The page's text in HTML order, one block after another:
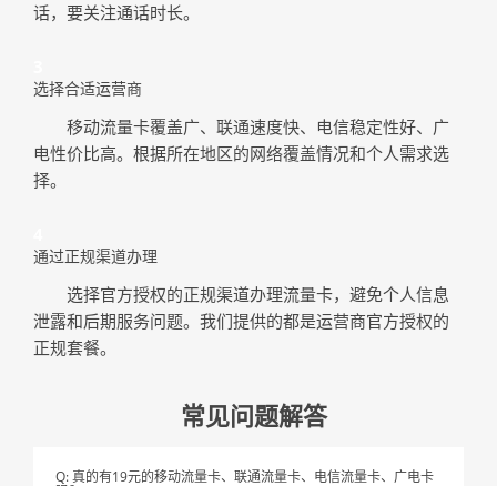
话，要关注通话时长。
选择合适运营商
移动流量卡覆盖广、联通速度快、电信稳定性好、广
电性价比高。根据所在地区的网络覆盖情况和个人需求选
择。
通过正规渠道办理
选择官方授权的正规渠道办理流量卡，避免个人信息
泄露和后期服务问题。我们提供的都是运营商官方授权的
正规套餐。
常见问题解答
Q: 真的有19元的移动流量卡、联通流量卡、电信流量卡、广电卡